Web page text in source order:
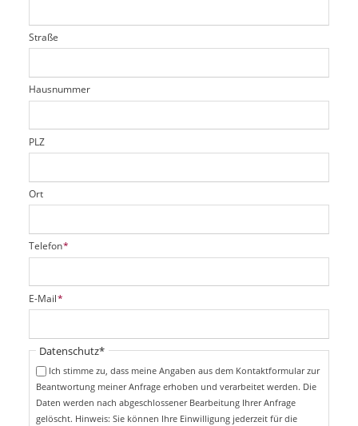
t
r
l
d
t
f
d
i
c
t
f
e
d
Straße
Hausnummer
PLZ
Ort
P
f
i
c
t
f
Telefon*
P
f
i
E-Mail*
Pflichtfeld
Datenschutz*
Ich stimme zu, dass meine Angaben aus dem Kontaktformular zur
Beantwortung meiner Anfrage erhoben und verarbeitet werden. Die
Daten werden nach abgeschlossener Bearbeitung Ihrer Anfrage
gelöscht. Hinweis: Sie können Ihre Einwilligung jederzeit für die